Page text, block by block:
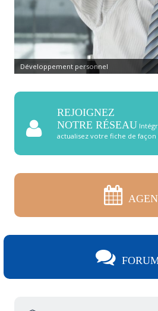
Développement personnel
REJOIGNEZ
NOTRE RÉSEAU
actualisez votre fiche de